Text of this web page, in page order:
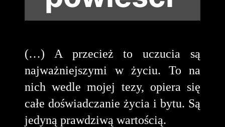
(…) A przecież to uczucia są
najważniejszymi w życiu. To na
nich wedle mojej tezy, opiera się
całe doświadczanie życia i bytu. Są
jedyną prawdziwą wartością.